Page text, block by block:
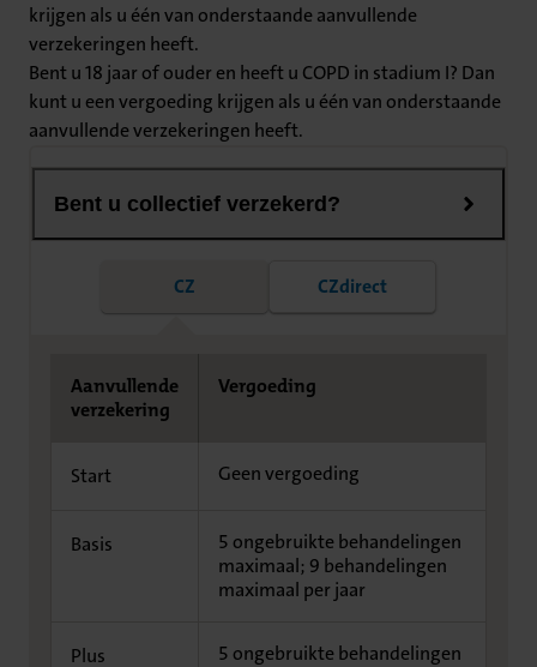
krijgen als u één van onderstaande aanvullende
verzekeringen heeft.
Bent u 18 jaar of ouder en heeft u COPD in stadium I? Dan
kunt u een vergoeding krijgen als u één van onderstaande
aanvullende verzekeringen heeft.
Bent u collectief verzekerd?
CZ CZdirect
Aanvullende
verzekering
Vergoeding
Start Geen vergoeding
Basis
5 ongebruikte behandelingen
maximaal; 9 behandelingen
maximaal per jaar
Plus
5 ongebruikte behandelingen